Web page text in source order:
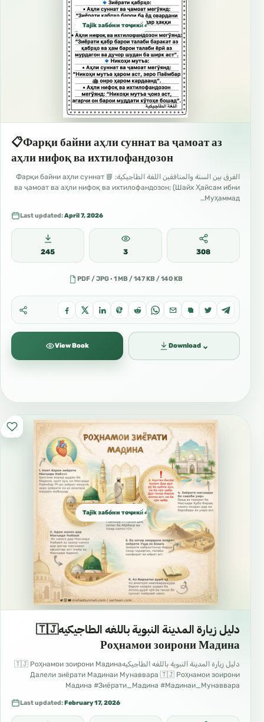
Tajik забо́ни тоҷикӣ́ الطاجيكية
📋Фарқи байни аҳли суннат ва ҷамоат аз
аҳли нифоқ ва ихтилофандозон
الفرق بين السنة والمنافقين اللغة الطاجيكية: 📘 Фарқи байни аҳли суннат
ва ҷамоат ва аҳли нифоқ ва ихтилофандозон; (Шайх Ҳайсам ибни
Муҳаммад…
Last updated:April 7, 2026
245 3 308
PDF / JPG · 1 MB / 147 KB / 140 KB
View Book Download ⌄
Tajik забо́ни тоҷикӣ́ الطاجيكية
دليل زيارة المدينة النبوية باللغه الطاجيكيه🇹🇯
Роҳнамои зоирони Мадина
دليل زيارة المدينة النبوية باللغه الطاجيكيه🇹🇯 Роҳнамои зоирони Мадина
Далели зиёрати Мадинаи Мунаввара 🇹🇯 Роҳнамои зоирони
Мадина #Зиёрати_Мадина #Мадинаи_Мунаввара
Last updated:February 17, 2026